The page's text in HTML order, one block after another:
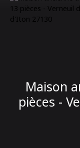
Maison
pièces -